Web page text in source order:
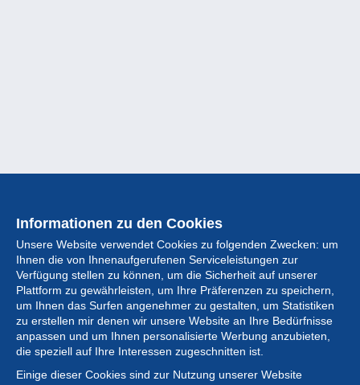
Informationen zu den Cookies
Unsere Website verwendet Cookies zu folgenden Zwecken: um
Ihnen die von Ihnenaufgerufenen Serviceleistungen zur
Verfügung stellen zu können, um die Sicherheit auf unserer
Plattform zu gewährleisten, um Ihre Präferenzen zu speichern,
um Ihnen das Surfen angenehmer zu gestalten, um Statistiken
zu erstellen mir denen wir unsere Website an Ihre Bedürfnisse
anpassen und um Ihnen personalisierte Werbung anzubieten,
die speziell auf Ihre Interessen zugeschnitten ist.
Einige dieser Cookies sind zur Nutzung unserer Website
Sammlung
Neuigkeiten